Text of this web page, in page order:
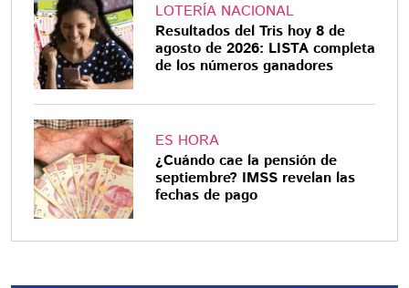
LOTERÍA NACIONAL
Resultados del Tris hoy 8 de
agosto de 2026: LISTA completa
de los números ganadores
ES HORA
¿Cuándo cae la pensión de
septiembre? IMSS revelan las
fechas de pago